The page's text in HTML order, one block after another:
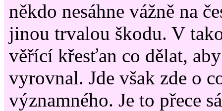
někdo nesáhne vážně na
jinou trvalou škodu. V
věřící křesťan co dělat,
vyrovnal. Jde však zde o
významného. Je to přece